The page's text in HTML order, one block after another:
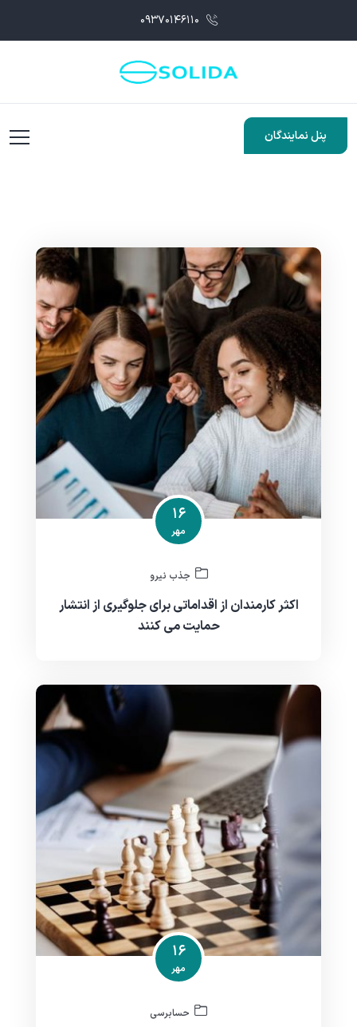
پنل نمایندگان
۱۶
مهر
جذب نیرو
اکثر کارمندان از اقداماتی برای جلوگیری از انتشار
حمایت می کنند
۱۶
مهر
حسابرسی